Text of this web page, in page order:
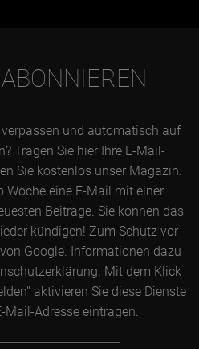
und automatisch auf
Tragen Sie hier Ihre E-Mail-
Sie kostenlos unser Magazin.
Woche eine E-Mail mit einer
Beiträge. Sie können das
kündigen! Zum Schutz vor
Google. Informationen dazu
Mit dem Klick
aktivieren Sie diese Dienste
Mail-Adresse eintragen.